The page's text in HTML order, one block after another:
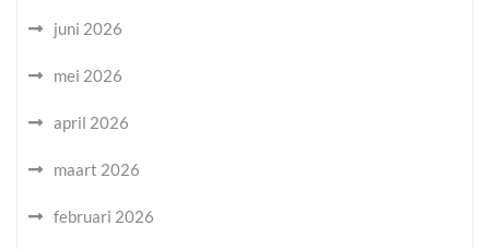
juni 2026
mei 2026
april 2026
maart 2026
februari 2026